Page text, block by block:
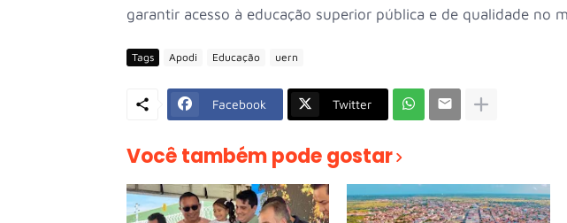
garantir acesso à educação superior pública e de qualidade no
Tags Apodi Educação uern
Facebook Twitter
Você também pode gostar